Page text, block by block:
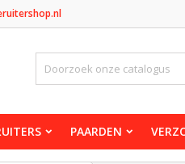
PAARDEN